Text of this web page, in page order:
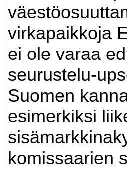
virkapaikkoja
ei ole varaa
seurustelu-
Suomen
esimerkiksi
komissaarien